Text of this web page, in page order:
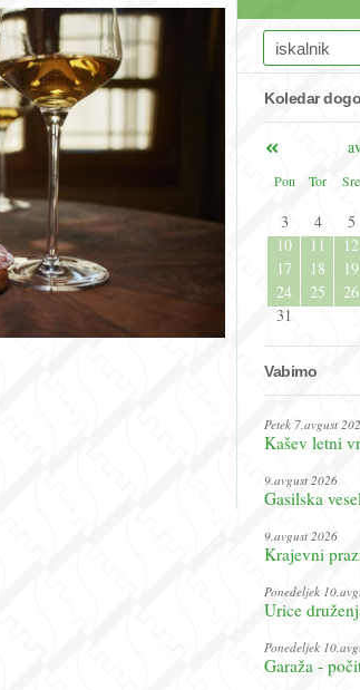
Koledar
Pon
Tor Sre
3
4 5
10
11 12
17
18 19
24
25 26
31
Vabimo
Petek 7.avgust
Kašev letni
9.avgust 2026
Gasilska
9.avgust 2026
Krajevni
Ponedeljek
Urice
Ponedeljek
Garaža -